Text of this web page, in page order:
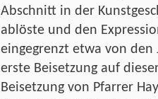
Abschnitt in der
ablöste und den
eingegrenzt etwa von den
erste Beisetzung auf
Beisetzung von Pfarrer